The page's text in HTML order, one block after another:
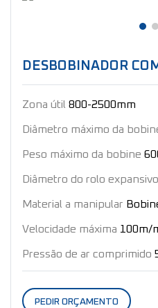
DESBOBINADOR
Zona útil 800-2500mm
Diâmetro máximo da
Peso máximo da bobine
Diâmetro do rolo expansivo
Material a manipular
Velocidade máxima 100m/
Pressão de ar comprimido
PEDIR ORÇAMENTO